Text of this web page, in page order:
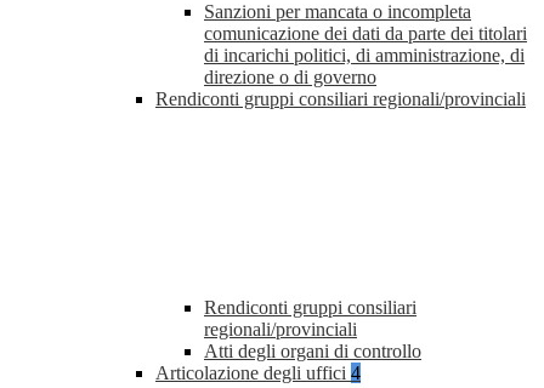
Sanzioni per mancata o incompleta
comunicazione dei dati da parte dei titolari
di incarichi politici, di amministrazione, di
direzione o di governo
Rendiconti gruppi consiliari regionali/provinciali
Rendiconti gruppi consiliari
regionali/provinciali
Atti degli organi di controllo
Articolazione degli uffici 4